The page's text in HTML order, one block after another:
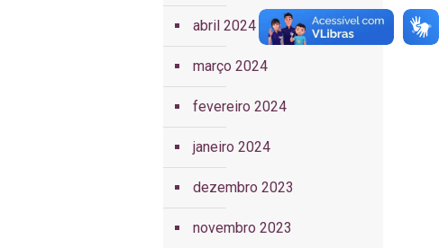
abril 2024
março 2024
fevereiro 2024
janeiro 2024
dezembro 2023
novembro 2023